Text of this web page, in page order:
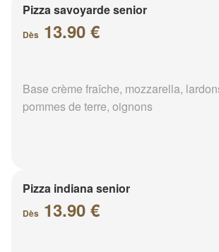
Pizza savoyarde senior
Dès 13.90 €
Base crème fraîche, mozzarella,
pommes de terre, oignons
Pizza indiana senior
Dès 13.90 €